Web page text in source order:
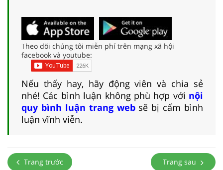
Theo dõi chúng tôi miễn phí trên mạng xã hội
facebook và youtube:
Nếu thấy hay, hãy động viên và chia sẻ
nhé! Các bình luận không phù hợp với nội
quy bình luận trang websẽ bị cấm bình
luận vĩnh viễn.
Trang trước Trang sau